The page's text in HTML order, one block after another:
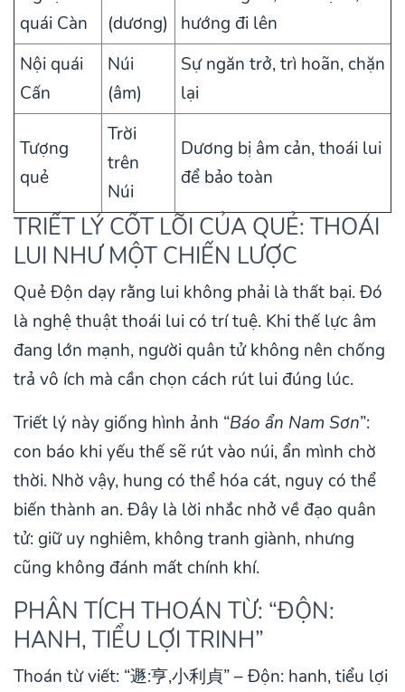
quái Càn
(dương)
hướng đi lên
Nội quái
Cấn
Núi
(âm)
Sự ngăn trở, trì hoãn, chặn
lại
Tượng
quẻ
Trời
trên
Núi
Dương bị âm cản, thoái lui
để bảo toàn
TRIẾT LÝ CỐT LÕI CỦA QUẺ: THOÁI
LUI NHƯ MỘT CHIẾN LƯỢC
Quẻ Độn dạy rằng lui không phải là thất bại. Đó
là nghệ thuật thoái lui có trí tuệ. Khi thế lực âm
đang lớn mạnh, người quân tử không nên chống
trả vô ích mà cần chọn cách rút lui đúng lúc.
Triết lý này giống hình ảnh “Báo ẩn Nam Sơn”:
con báo khi yếu thế sẽ rút vào núi, ẩn mình chờ
thời. Nhờ vậy, hung có thể hóa cát, nguy có thể
biến thành an. Đây là lời nhắc nhở về đạo quân
tử: giữ uy nghiêm, không tranh giành, nhưng
cũng không đánh mất chính khí.
PHÂN TÍCH THOÁN TỪ: “ĐỘN:
HANH, TIỂU LỢI TRINH”
Thoán từ viết: “遯:亨,小利貞” – Độn: hanh, tiểu lợi